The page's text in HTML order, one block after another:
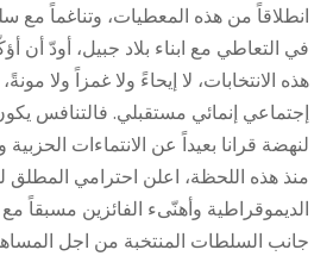
انطلاقاً من هذه المعطيات، وتناغماً مع
في التعاطي مع ابناء بلاد جبيل، أودّ أن
هذه الانتخابات، لا إيحاءً ولا غمزاً ولا
إجتماعي إنمائي مستقبلي. فالتنافس
لنهضة قرانا بعيداً عن الانتماءات
منذ هذه اللحظة، اعلن احترامي المطلق
الديموقراطية وأهنّىء الفائزين مسبقاً
جانب السلطات المنتخبة من اجل